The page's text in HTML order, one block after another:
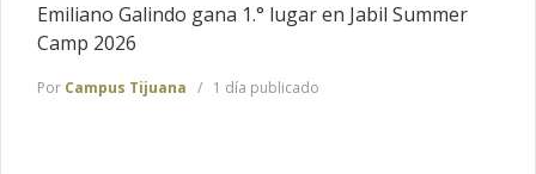
Emiliano Galindo gana 1.° lugar en Jabil Summer
Camp 2026
Por Campus Tijuana 1 día publicado